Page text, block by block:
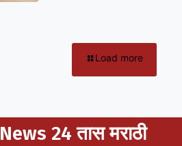
Load more
News 24 तास मराठी